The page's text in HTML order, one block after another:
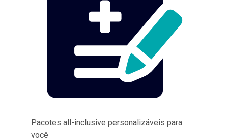
Pacotes all-inclusive personalizáveis para
você